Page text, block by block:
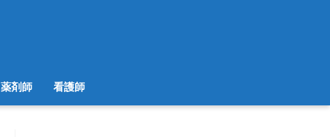
薬剤師 看護師